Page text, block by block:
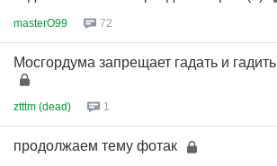
masterO99 72
Мосгордума запрещает гадать и гадить
ztttm (dead) 1
продолжаем тему фотак